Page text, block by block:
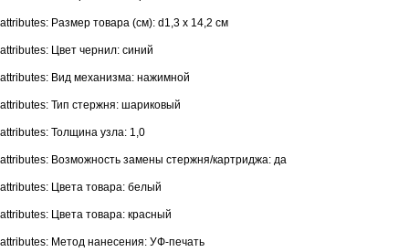
attributes: Размер товара (см): d1,3 х 14,2 см
attributes: Цвет чернил: синий
attributes: Вид механизма: нажимной
attributes: Тип стержня: шариковый
attributes: Толщина узла: 1,0
attributes: Возможность замены стержня/картриджа: да
attributes: Цвета товара: белый
attributes: Цвета товара: красный
attributes: Метод нанесения: УФ-печать